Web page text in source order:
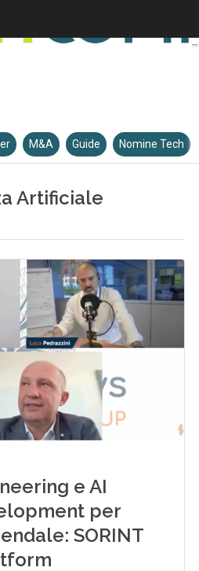
M&A Guide Nomine Tech
Artificiale
e AI
per
SORINT